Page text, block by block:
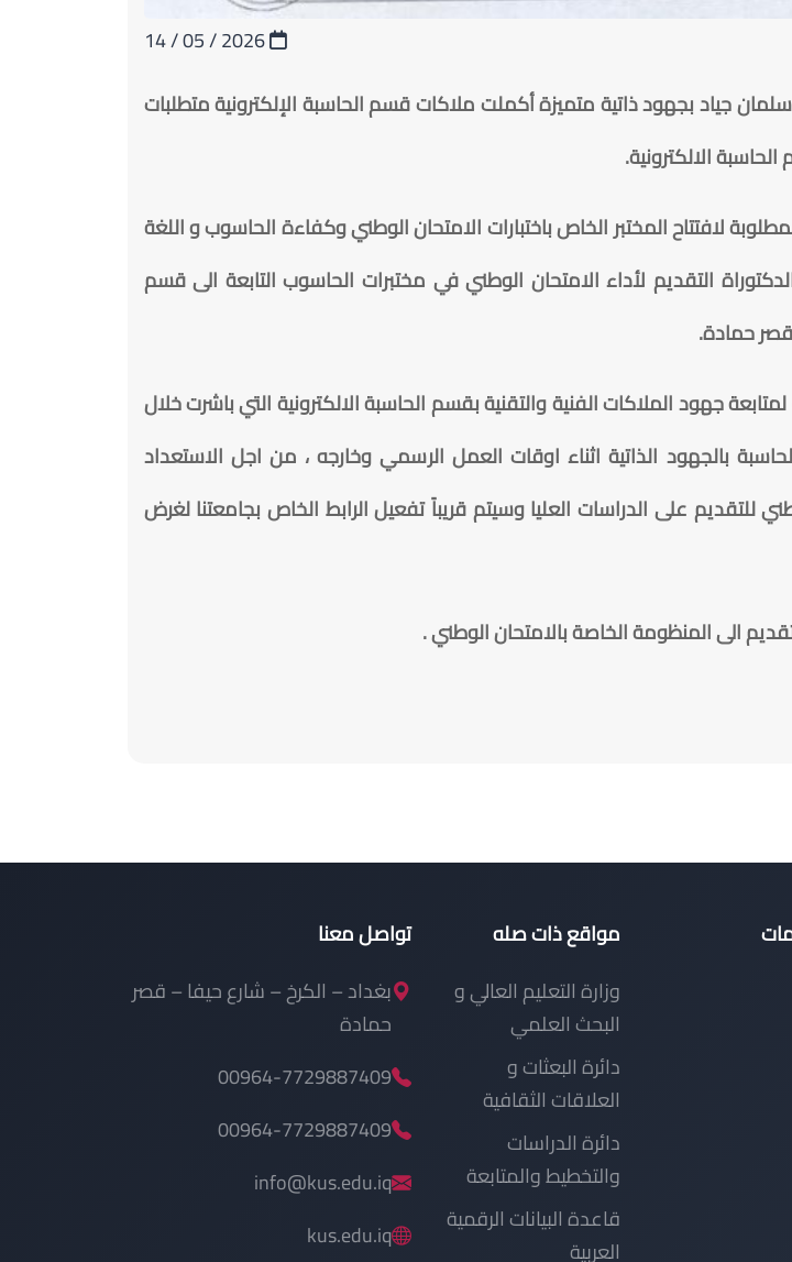
2026 / 05 / 14
جياد بجهود ذاتية متميزة أكملت ملاكات قسم الحاسبة الإلكترونية متطلبات
الالكترونية.
لافتتاح المختبر الخاص باختبارات الامتحان الوطني وكفاءة الحاسوب و اللغة
التقديم لأداء الامتحان الوطني في مختبرات الحاسوب التابعة الى قسم
قصر حمادة.
جهود الملاكات الفنية والتقنية بقسم الحاسبة الالكترونية التي باشرت خلال
بالجهود الذاتية اثناء اوقات العمل الرسمي وخارجه ، من اجل الاستعداد
للتقديم على الدراسات العليا وسيتم قريباً تفعيل الرابط الخاص بجامعتنا لغرض
الى المنظومة الخاصة بالامتحان الوطني .
مواقع ذات صله
وزارة التعليم العالي و
البحث العلمي
دائرة البعثات و
العلاقات الثقافية
دائرة الدراسات
والتخطيط والمتابعة
قاعدة البيانات الرقمية
العربية
تواصل معنا
بغداد – الكرخ – شارع حيفا – قصر
حمادة
00964-7729887409
00964-7729887409
info@kus.edu.iq
kus.edu.iq